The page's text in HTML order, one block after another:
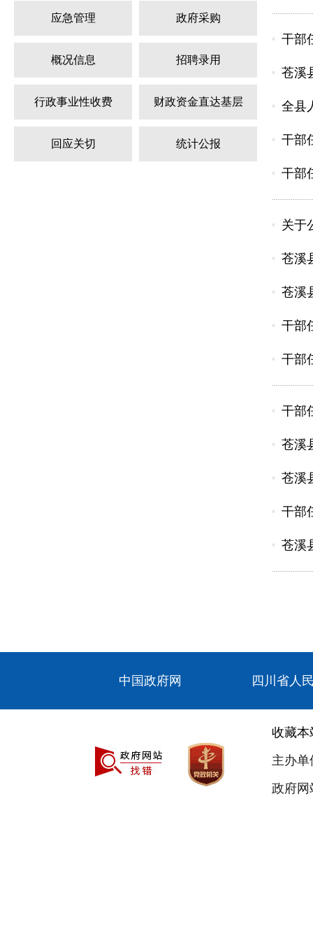
应急管理 政府采购
概况信息 招聘录用
行政事业性收费 财政资金直达基层
回应关切 统计公报
干部
苍溪
全县
干部
干部
关于
苍溪
苍溪
干部
干部
干部
苍溪
苍溪
干部
苍溪
中国政府网 四川省人
收藏本
主办
政府网